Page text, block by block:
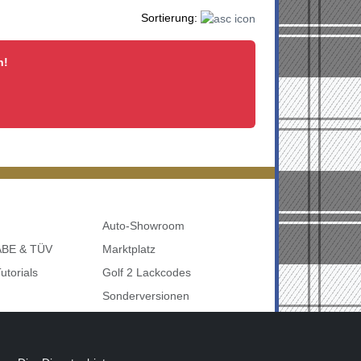
Sortierung:
& TÜV
Auto-Showroom
Marktplatz
Golf 2 Lackcodes
Sonderversionen